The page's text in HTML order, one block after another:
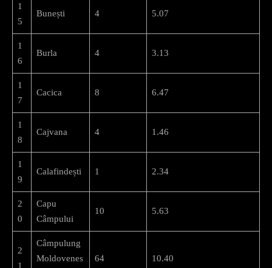
1
5
Bunești 4 5.07
1
6
Burla 4 3.13
1
7
Cacica 8 6.47
1
8
Cajvana 4 1.46
1
9
Calafindești 1 2.34
2
0
Capu
Câmpului
10 5.63
2
1
Câmpulung
Moldovenes
64 10.40